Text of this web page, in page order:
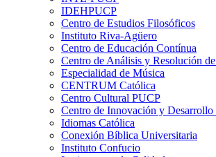
IDEHPUCP
Centro de Estudios Filosóficos
Instituto Riva-Agüero
Centro de Educación Contínua
Centro de Análisis y Resolución
Especialidad de Música
CENTRUM Católica
Centro Cultural PUCP
Centro de Innovación y Desarrollo
Idiomas Católica
Conexión Bíblica Universitaria
Instituto Confucio